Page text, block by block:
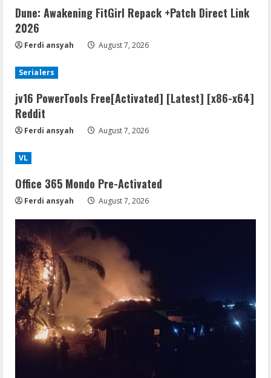
Dune: Awakening FitGirl Repack +Patch Direct Link
2026
Ferdi ansyah August 7, 2026
Serialers
jv16 PowerTools Free[Activated] [Latest] [x86-x64]
Reddit
Ferdi ansyah August 7, 2026
VL
Office 365 Mondo Pre-Activated
Ferdi ansyah August 7, 2026